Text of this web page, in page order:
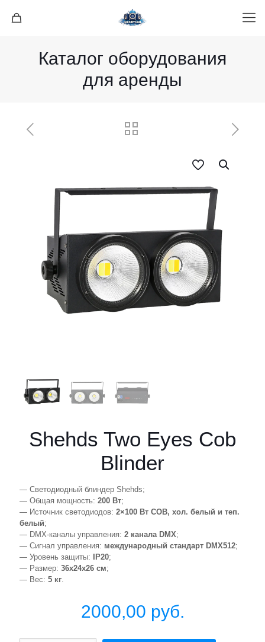
Каталог оборудования
для аренды
Shehds Two Eyes Cob
Blinder
— Светодиодный блиндер Shehds;
— Общая мощность: 200 Вт;
— Источник светодиодов: 2×100 Вт COB, хол. белый и теп.
белый;
— DMX-каналы управления: 2 канала DMX;
— Сигнал управления: международный стандарт DMX512;
— Уровень защиты:
IP20;
— Размер: 36x24x26 см;
— Вес: 5 кг.
2000,00 руб.